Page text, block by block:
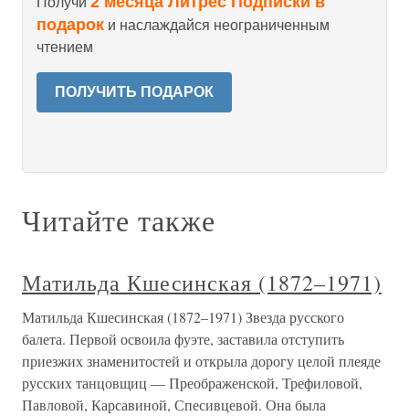
подарок и наслаждайся неограниченным
чтением
ПОЛУЧИТЬ ПОДАРОК
Читайте также
Матильда Кшесинская (1872–1971)
Матильда Кшесинская (1872–1971) Звезда русского
балета. Первой освоила фуэте, заставила отступить
приезжих знаменитостей и открыла дорогу целой плеяде
русских танцовщиц — Преображенской, Трефиловой,
Павловой, Карсавиной, Спесивцевой. Она была